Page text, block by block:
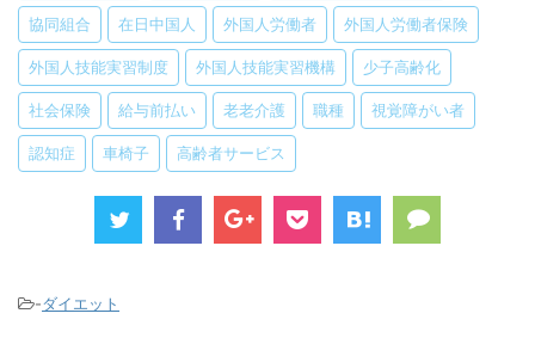
協同組合 在日中国人 外国人労働者 外国人労働者保険
外国人技能実習制度 外国人技能実習機構 少子高齢化
社会保険 給与前払い 老老介護 職種 視覚障がい者
認知症 車椅子 高齢者サービス
-ダイエット